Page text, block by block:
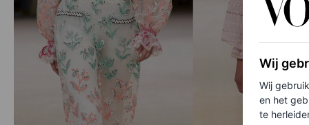
Wij
Wij
en het
te